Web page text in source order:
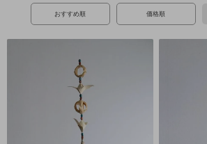
おすすめ順 価格順